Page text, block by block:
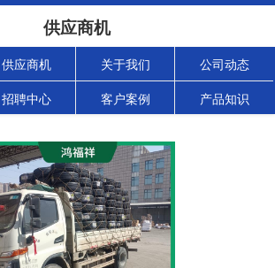
供应商机
供应商机 关于我们 公司动态
招聘中心 客户案例 产品知识